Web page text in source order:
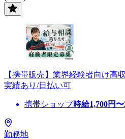
【携帯販売】業界経験者向け高
実績あり/日払い可
携帯ショップ時給1,700円〜
勤務地